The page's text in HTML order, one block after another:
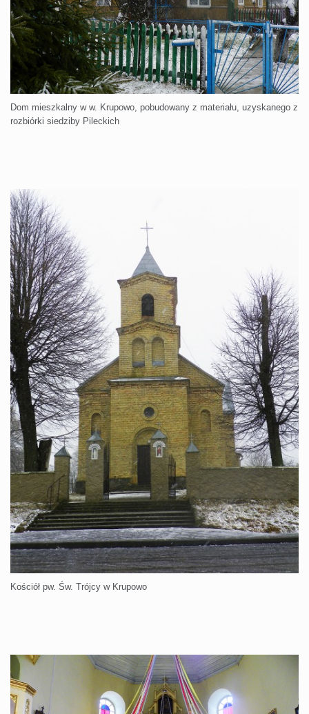
Dom mieszkalny w w. Krupowo, pobudowany z materiału, uzyskanego z
rozbiórki siedziby Pileckich
Kościół pw. Św. Trójcy w Krupowo